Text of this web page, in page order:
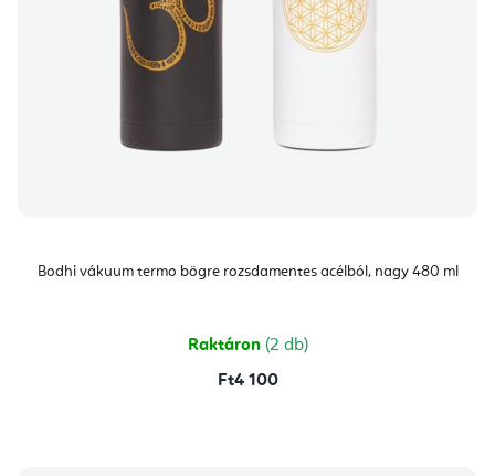
Bodhi vákuum termo bögre rozsdamentes acélból, nagy 480 ml
Raktáron (2 db)
Ft4 100